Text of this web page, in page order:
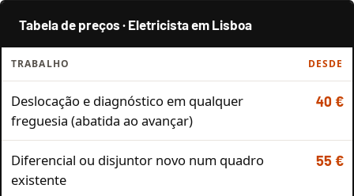
Tabela de preços · Eletricista em Lisboa
TRABALHO DESDE
Deslocação e diagnóstico em qualquer
freguesia (abatida ao avançar)
40 €
Diferencial ou disjuntor novo num quadro
existente
55 €